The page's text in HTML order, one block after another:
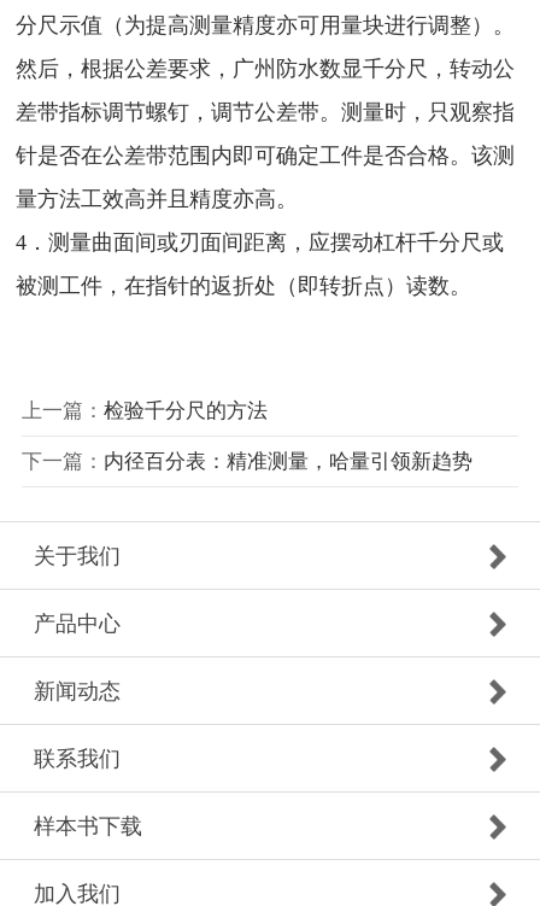
分尺示值（为提高测量精度亦可用量块进行调整）。
然后，根据公差要求，广州防水数显千分尺，转动公
差带指标调节螺钉，调节公差带。测量时，只观察指
针是否在公差带范围内即可确定工件是否合格。该测
量方法工效高并且精度亦高。
4．测量曲面间或刃面间距离，应摆动杠杆千分尺或
被测工件，在指针的返折处（即转折点）读数。
上一篇： 检验千分尺的方法
下一篇： 内径百分表：精准测量，哈量引领新趋势
关于我们
产品中心
新闻动态
联系我们
样本书下载
加入我们